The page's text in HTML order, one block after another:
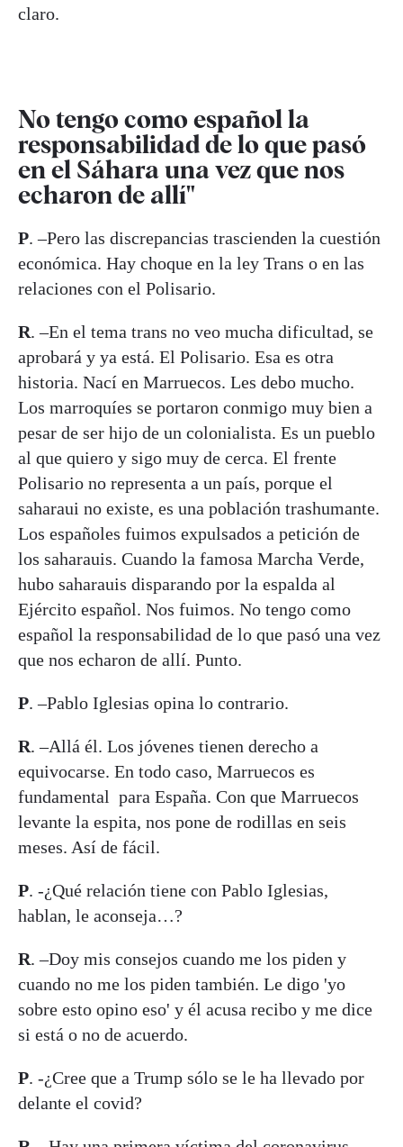
claro.
No tengo como español la
responsabilidad de lo que pasó
en el Sáhara una vez que nos
echaron de allí"
P. –Pero las discrepancias trascienden la cuestión
económica. Hay choque en la ley Trans o en las
relaciones con el Polisario.
R. –En el tema trans no veo mucha dificultad, se
aprobará y ya está. El Polisario. Esa es otra
historia. Nací en Marruecos. Les debo mucho.
Los marroquíes se portaron conmigo muy bien a
pesar de ser hijo de un colonialista. Es un pueblo
al que quiero y sigo muy de cerca. El frente
Polisario no representa a un país, porque el
saharaui no existe, es una población trashumante.
Los españoles fuimos expulsados a petición de
los saharauis. Cuando la famosa Marcha Verde,
hubo saharauis disparando por la espalda al
Ejército español. Nos fuimos. No tengo como
español la responsabilidad de lo que pasó una vez
que nos echaron de allí. Punto.
P. –Pablo Iglesias opina lo contrario.
R. –Allá él. Los jóvenes tienen derecho a
equivocarse. En todo caso, Marruecos es
fundamental para España. Con que Marruecos
levante la espita, nos pone de rodillas en seis
meses. Así de fácil.
P. -¿Qué relación tiene con Pablo Iglesias,
hablan, le aconseja…?
R. –Doy mis consejos cuando me los piden y
cuando no me los piden también. Le digo 'yo
sobre esto opino eso' y él acusa recibo y me dice
si está o no de acuerdo.
P. -¿Cree que a Trump sólo se le ha llevado por
delante el covid?